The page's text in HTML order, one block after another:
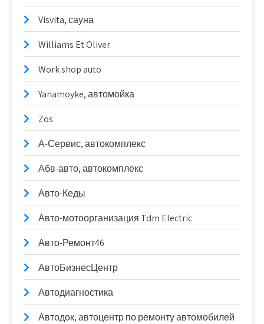
Visvita, сауна
Williams Et Oliver
Work shop auto
Yanamoyke, автомойка
Zos
А-Сервис, автокомплекс
Абв-авто, автокомплекс
Авто-Кеды
Авто-мотоорганизация Tdm Electric
Авто-Ремонт46
АвтоБизнесЦентр
Автодиагностика
Автодок, автоцентр по ремонту автомобилей